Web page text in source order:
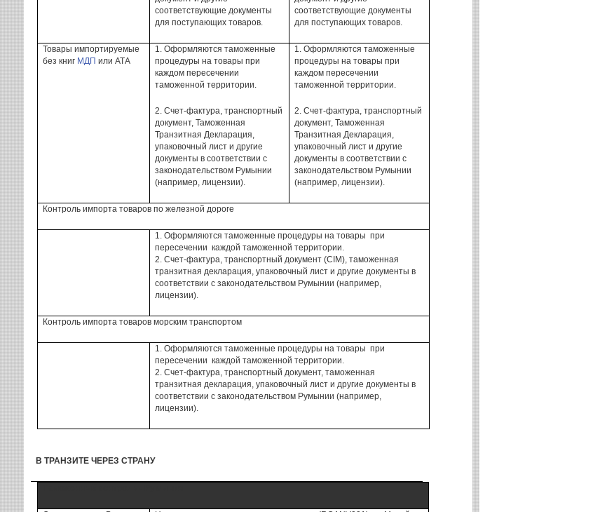
соответствующие документы
для поступающих товаров.
соответствующие документы
для поступающих товаров.
Товары импортируемые
без книг МДП или АТА
1.Оформляются таможенные
процедуры на товары при
каждом пересечении
таможенной территории.
2.Счет-фактура, транспортный
документ, Таможенная
Транзитная Декларация,
упаковочный листи другие
документы в соответствии с
законодательством Румынии
(например, лицензии).
1.Оформляются таможенные
процедуры на товары при
каждом пересечении
таможенной территории.
2.Счет-фактура, транспортный
документ, Таможенная
Транзитная Декларация,
упаковочный листи другие
документы в соответствии с
законодательством Румынии
(например, лицензии).
Контроль импорта товаров по железной дороге
1. Оформляются таможенные процедуры на товары при
пересечении каждой таможенной территории.
2.Счет-фактура, транспортный документ (CIM), таможенная
транзитная декларация, упаковочный листи другие документы в
соответствии с законодательством Румынии (например,
лицензии).
Контроль импорта товаров морским транспортом
1. Оформляются таможенные процедуры на товары при
пересечении каждой таможенной территории.
2.Счет-фактура, транспортный документ, таможенная
транзитная декларация, упаковочный листи другие документы в
соответствии с законодательством Румынии (например,
лицензии).
В ТРАНЗИТЕ ЧЕРЕЗ СТРАНУ